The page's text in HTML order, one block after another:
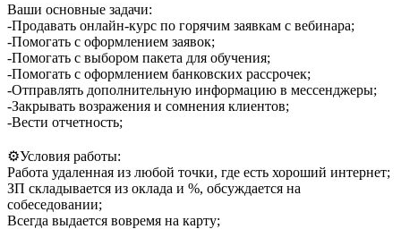
Ваши основные задачи:
-Продавать онлайн-курс по горячим заявкам с вебинара;
-Помогать с оформлением заявок;
-Помогать с выбором пакета для обучения;
-Помогать с оформлением банковских рассрочек;
-Отправлять дополнительную информацию в мессенджеры;
-Закрывать возражения и сомнения клиентов;
-Вести отчетность;
⚙️Условия работы:
Работа удаленная из любой точки, где есть хороший интернет;
ЗП складывается из оклада и %, обсуждается на
собеседовании;
Всегда выдается вовремя на карту;